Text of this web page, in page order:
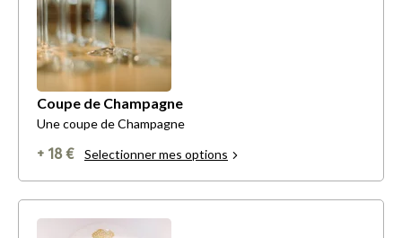
Coupe de Champagne
Une coupe de Champagne
+ 18 € Selectionner mes options